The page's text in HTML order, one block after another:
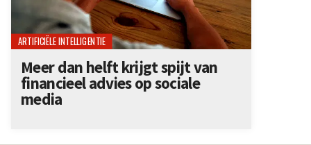
ARTIFICIËLE INTELLIGENTIE
Meer dan helft krijgt spijt van
financieel advies op sociale
media